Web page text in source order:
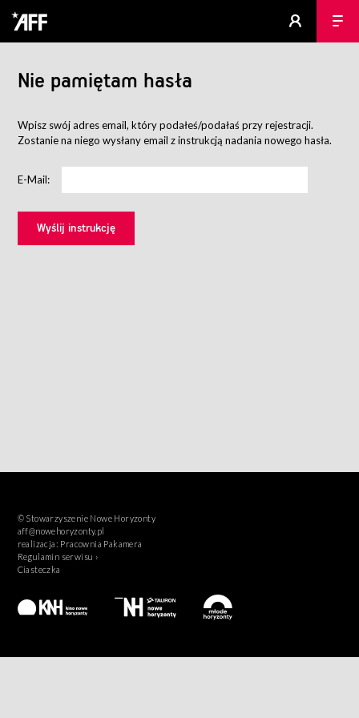
Nie pamiętam hasła
Wpisz swój adres email, który podałeś/podałaś przy rejestracji.
Zostanie na niego wysłany email z instrukcją nadania nowego hasła.
E-Mail:
© Stowarzyszenie Nowe Horyzonty
aff@nowehoryzonty.pl
realizacja: Pracownia Pakamera
Regulamin serwisu ›
Ciasteczka